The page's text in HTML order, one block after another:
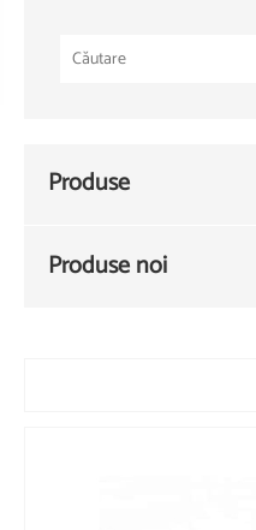
Produse
Produse noi